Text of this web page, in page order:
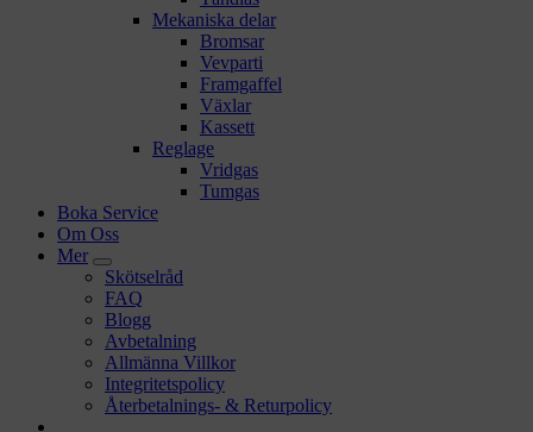
Mekaniska delar
Bromsar
Vevparti
Framgaffel
Växlar
Kassett
Reglage
Vridgas
Tumgas
Boka Service
Om Oss
Mer
Skötselråd
FAQ
Blogg
Avbetalning
Allmänna Villkor
Integritetspolicy
Återbetalnings- & Returpolicy